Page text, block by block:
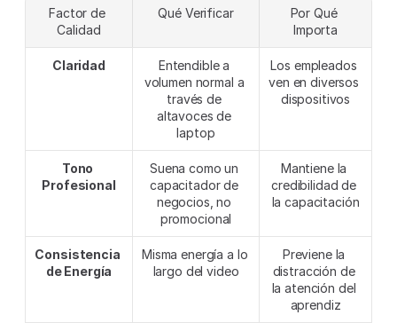
Factor de
Calidad
Qué Verificar
Por Qué
Importa
Claridad
Entendible a
volumen normal a
través de
altavoces de
laptop
Los empleados
ven en diversos
dispositivos
Tono
Profesional
Suena como un
capacitador de
negocios, no
promocional
Mantiene la
credibilidad de
la capacitación
Consistencia
de Energía
Misma energía a lo
largo del video
Previene la
distracción de
la atención del
aprendiz